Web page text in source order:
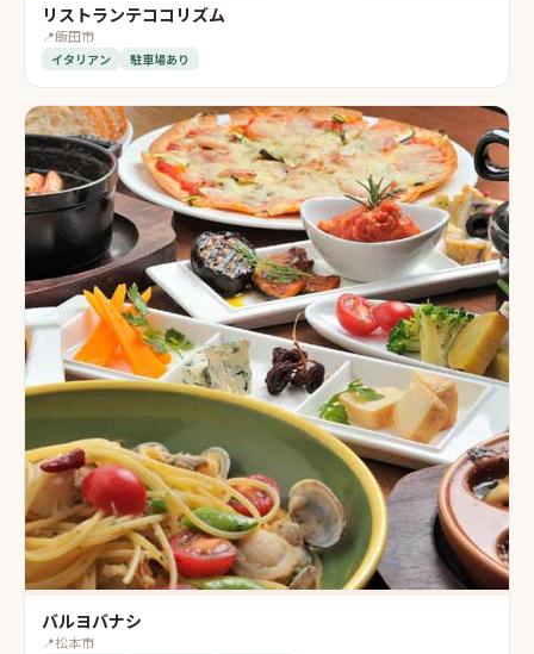
リストランテココリズム
📍飯田市
イタリアン 駐車場あり
バルヨバナシ
📍松本市